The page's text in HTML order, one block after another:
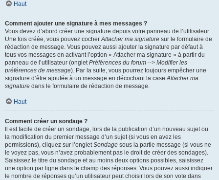
Haut
Comment ajouter une signature à mes messages ?
Vous devez d’abord créer une signature depuis votre panneau de l’utilisateur.
Une fois créée, vous pouvez cocherAttacher ma signature sur le formulaire de
rédaction de message. Vous pouvez aussi ajouter la signature par défaut à
tous vos messages en activant l’option « Attacher ma signature » à partir du
panneau de l’utilisateur (ongletPréférences du forum --> Modifier les
préférences de message). Par la suite, vous pourrez toujours empêcher une
signature d’être ajoutée à un message en décochant la caseAttacher ma
signature dans le formulaire de rédaction de message.
Haut
Comment créer un sondage ?
Il est facile de créer un sondage, lors de la publication d’un nouveau sujet ou
la modification du premier message d’un sujet (si vous en avez les
permissions), cliquez sur l’ongletSondage sous la partie message (si vous ne
le voyez pas, vous n’avez probablement pas le droit de créer des sondages).
Saisissez le titre du sondage et au moins deux options possibles, saisissez
une option par ligne dans le champ des réponses. Vous pouvez aussi indiquer
le nombre de réponses qu’un utilisateur peut choisir lors de son vote dans